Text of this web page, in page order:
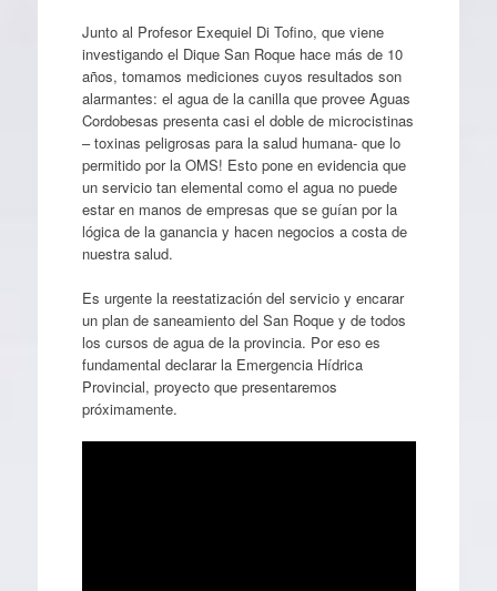
Junto al Profesor Exequiel Di Tofino, que viene
investigando el Dique San Roque hace más de 10
años, tomamos mediciones cuyos resultados son
alarmantes: el agua de la canilla que provee Aguas
Cordobesas presenta casi el doble de microcistinas
– toxinas peligrosas para la salud humana- que lo
permitido por la OMS! Esto pone en evidencia que
un servicio tan elemental como el agua no puede
estar en manos de empresas que se guían por la
lógica de la ganancia y hacen negocios a costa de
nuestra salud.
Es urgente la reestatización del servicio y encarar
un plan de saneamiento del San Roque y de todos
los cursos de agua de la provincia. Por eso es
fundamental declarar la Emergencia Hídrica
Provincial, proyecto que presentaremos
próximamente.